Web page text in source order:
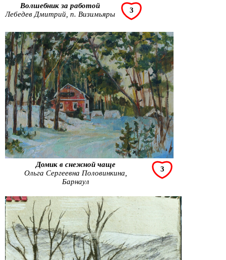
3
Волшебник за работой
Лебедев Дмитрий, п. Визимьяры
3
Домик в снежной чаще
Ольга Сергеевна Половинкина,
Барнаул